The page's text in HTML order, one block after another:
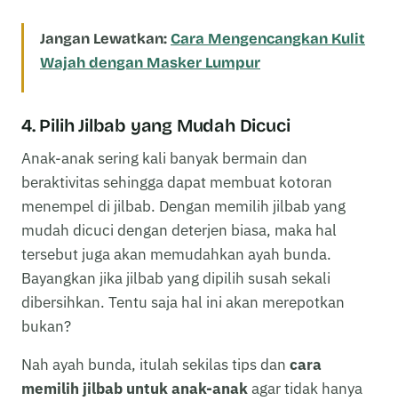
Jangan Lewatkan: Cara Mengencangkan Kulit
Wajah dengan Masker Lumpur
4. Pilih Jilbab yang Mudah Dicuci
Anak-anak sering kali banyak bermain dan
beraktivitas sehingga dapat membuat kotoran
menempel di jilbab. Dengan memilih jilbab yang
mudah dicuci dengan deterjen biasa, maka hal
tersebut juga akan memudahkan ayah bunda.
Bayangkan jika jilbab yang dipilih susah sekali
dibersihkan. Tentu saja hal ini akan merepotkan
bukan?
Nah ayah bunda, itulah sekilas tips dan cara
memilih jilbab untuk anak-anakagar tidak hanya